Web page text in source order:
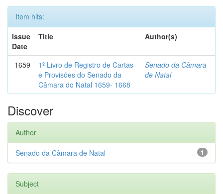
Item hits:
Issue
Date
Title Author(s)
1659
1º Livro de Registro de Cartas
e Provisões do Senado da
Câmara do Natal 1659- 1668
Senado da Câmara
de Natal
Discover
Author
1
Senado da Câmara de Natal
Subject